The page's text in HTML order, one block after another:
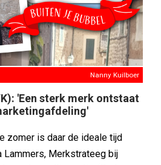
Nanny Kuilboer
'Een sterk merk ontstaat
zomer is daar de ideale tijd
Lammers, Merkstrateeg bij